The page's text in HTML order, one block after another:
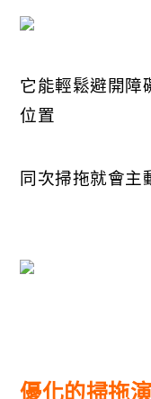
它能輕鬆避開障
位置
同次掃拖就會主
優化的掃拖